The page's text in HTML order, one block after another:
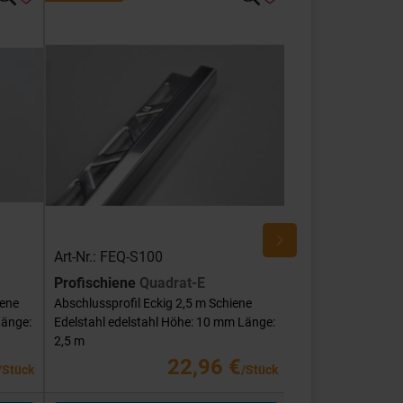
Art-Nr.: FEQ-S100
Profischiene Quadrat-E
Abschlussprofil Eckig 2,5 m Schiene
Edelstahl edelstahl Höhe: 10 mm Länge:
2,5 m
22,96 €/Stück